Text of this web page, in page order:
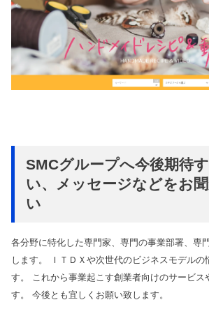
SMCグループへ今後期待
い、メッセージなどをお
い
各分野に特化した専門家、専門の事業部署、専
します。 ＩＴＤＸや次世代のビジネスモデルの
す。 これから事業起こす創業者向けのサービス
す。 今後とも宜しくお願い致します。